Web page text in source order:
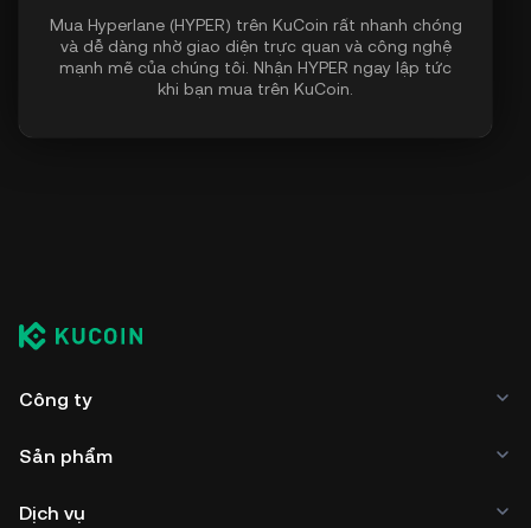
Mua Hyperlane (HYPER) trên KuCoin rất nhanh chóng
và dễ dàng nhờ giao diện trực quan và công nghệ
mạnh mẽ của chúng tôi. Nhận HYPER ngay lập tức
khi bạn mua trên KuCoin.
Công ty
Sản phẩm
Dịch vụ